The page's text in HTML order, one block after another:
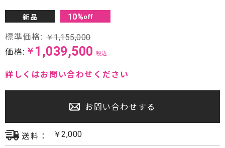
新品 10%off
標準価格: ￥1,155,000
価格: ￥ 1,039,500 税込
詳しくはお問い合わせください
お問い合わせする
送料： ￥2,000